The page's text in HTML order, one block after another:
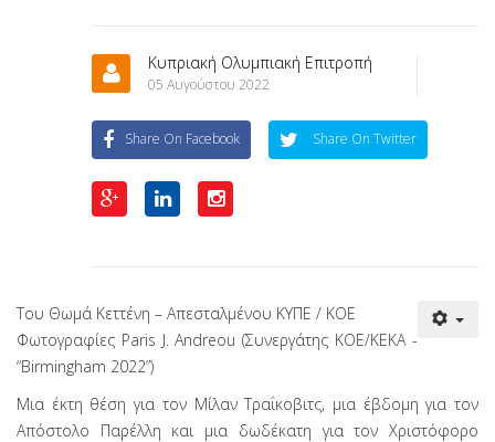
Κυπριακή Ολυμπιακή Επιτροπή
05 Αυγούστου 2022
Share On Facebook Share On Twitter
Του Θωμά Κεττένη – Απεσταλμένου ΚΥΠΕ / ΚΟΕ
Φωτογραφίες Paris J. Andreou (Συνεργάτης KOE/ΚΕΚΑ -
“Birmingham 2022”)
Μια έκτη θέση για τον Μίλαν Τραΐκοβιτς, μια έβδομη για τον
Απόστολο Παρέλλη και μια δωδέκατη για τον Χριστόφορο